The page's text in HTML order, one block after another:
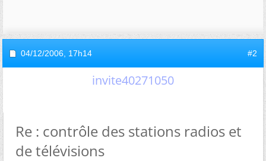
04/12/2006, 17h14 #2
invite40271050
Re : contrôle des stations radios et
de télévisions